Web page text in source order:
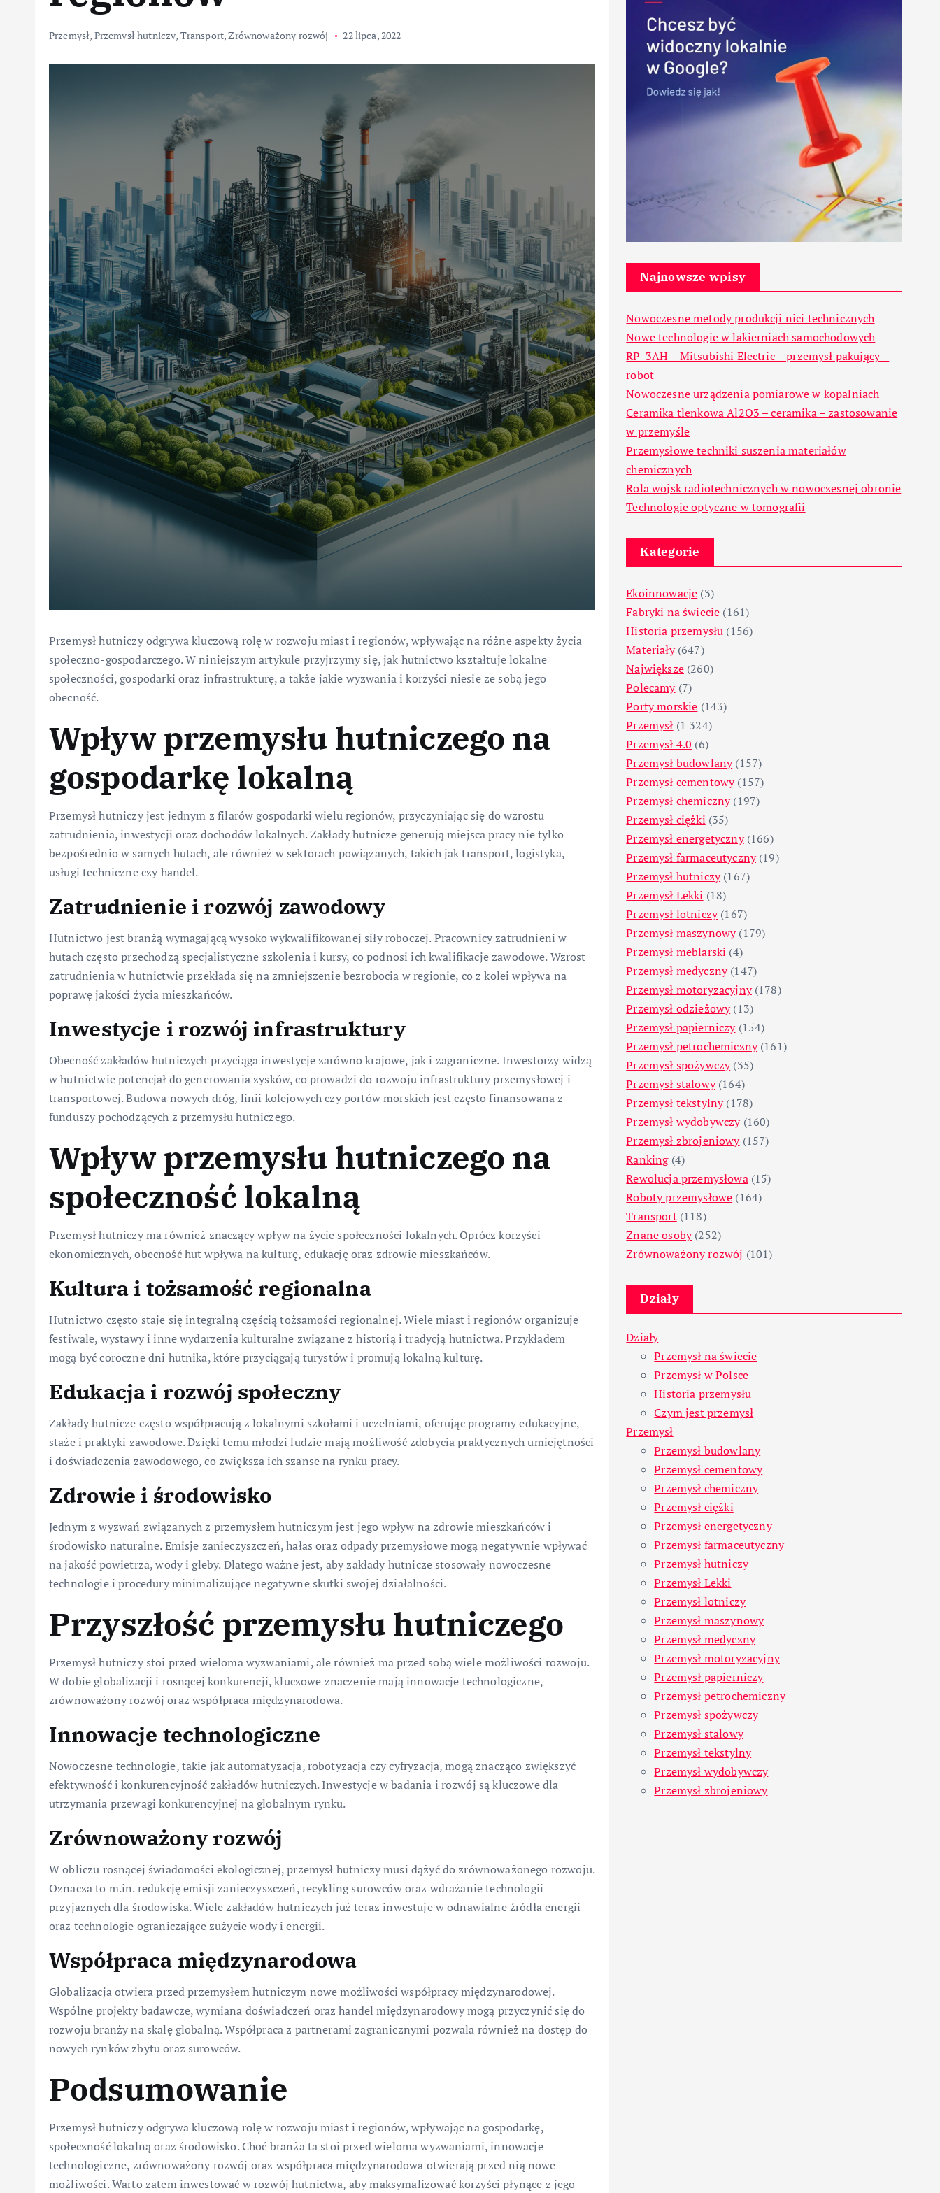
Przemysł, Przemysł hutniczy, Transport,Zrównoważony rozwój 22 lipca, 2022
Przemysł hutniczy odgrywa kluczową rolę w rozwoju miast i regionów, wpływając na różne aspekty życia
społeczno-gospodarczego. W niniejszym artykule przyjrzymy się, jak hutnictwo kształtuje lokalne
społeczności, gospodarki oraz infrastrukturę, a także jakie wyzwania i korzyści niesie ze sobą jego
obecność.
Wpływ przemysłu hutniczego na
gospodarkę lokalną
Przemysł hutniczy jest jednym z filarów gospodarki wielu regionów, przyczyniając się do wzrostu
zatrudnienia, inwestycji oraz dochodów lokalnych. Zakłady hutnicze generują miejsca pracy nie tylko
bezpośrednio w samych hutach, ale również w sektorach powiązanych, takich jak transport, logistyka,
usługi techniczne czy handel.
Zatrudnienie i rozwój zawodowy
Hutnictwo jest branżą wymagającą wysoko wykwalifikowanej siły roboczej. Pracownicy zatrudnieni w
hutach często przechodzą specjalistyczne szkolenia i kursy, co podnosi ich kwalifikacje zawodowe. Wzrost
zatrudnienia w hutnictwie przekłada się na zmniejszenie bezrobocia w regionie, co z kolei wpływa na
poprawę jakości życia mieszkańców.
Inwestycje i rozwój infrastruktury
Obecność zakładów hutniczych przyciąga inwestycje zarówno krajowe, jak i zagraniczne. Inwestorzy widzą
w hutnictwie potencjał do generowania zysków, co prowadzi do rozwoju infrastruktury przemysłowej i
transportowej. Budowa nowych dróg, linii kolejowych czy portów morskich jest często finansowana z
funduszy pochodzących z przemysłu hutniczego.
Wpływ przemysłu hutniczego na
społeczność lokalną
Przemysł hutniczy ma również znaczący wpływ na życie społeczności lokalnych. Oprócz korzyści
ekonomicznych, obecność hut wpływa na kulturę, edukację oraz zdrowie mieszkańców.
Kultura i tożsamość regionalna
Hutnictwo często staje się integralną częścią tożsamości regionalnej. Wiele miast i regionów organizuje
festiwale, wystawy i inne wydarzenia kulturalne związane z historią i tradycją hutnictwa. Przykładem
mogą być coroczne dni hutnika, które przyciągają turystów i promują lokalną kulturę.
Edukacja i rozwój społeczny
Zakłady hutnicze często współpracują z lokalnymi szkołami i uczelniami, oferując programy edukacyjne,
staże i praktyki zawodowe. Dzięki temu młodzi ludzie mają możliwość zdobycia praktycznych umiejętności
i doświadczenia zawodowego, co zwiększa ich szanse na rynku pracy.
Zdrowie i środowisko
Jednym z wyzwań związanych z przemysłem hutniczym jest jego wpływ na zdrowie mieszkańców i
środowisko naturalne. Emisje zanieczyszczeń, hałas oraz odpady przemysłowe mogą negatywnie wpływać
na jakość powietrza, wody i gleby. Dlatego ważne jest, aby zakłady hutnicze stosowały nowoczesne
technologie i procedury minimalizujące negatywne skutki swojej działalności.
Przyszłość przemysłu hutniczego
Przemysł hutniczy stoi przed wieloma wyzwaniami, ale również ma przed sobą wiele możliwości rozwoju.
W dobie globalizacji i rosnącej konkurencji, kluczowe znaczenie mają innowacje technologiczne,
zrównoważony rozwój oraz współpraca międzynarodowa.
Innowacje technologiczne
Nowoczesne technologie, takie jak automatyzacja, robotyzacja czy cyfryzacja, mogą znacząco zwiększyć
efektywność i konkurencyjność zakładów hutniczych. Inwestycje w badania i rozwój są kluczowe dla
utrzymania przewagi konkurencyjnej na globalnym rynku.
Zrównoważony rozwój
W obliczu rosnącej świadomości ekologicznej, przemysł hutniczy musi dążyć do zrównoważonego rozwoju.
Oznacza to m.in. redukcję emisji zanieczyszczeń, recykling surowców oraz wdrażanie technologii
przyjaznych dla środowiska. Wiele zakładów hutniczych już teraz inwestuje w odnawialne źródła energii
oraz technologie ograniczające zużycie wody i energii.
Współpraca międzynarodowa
Globalizacja otwiera przed przemysłem hutniczym nowe możliwości współpracy międzynarodowej.
Wspólne projekty badawcze, wymiana doświadczeń oraz handel międzynarodowy mogą przyczynić się do
rozwoju branży na skalę globalną. Współpraca z partnerami zagranicznymi pozwala również na dostęp do
nowych rynków zbytu oraz surowców.
Podsumowanie
Przemysł hutniczy odgrywa kluczową rolę w rozwoju miast i regionów, wpływając na gospodarkę,
społeczność lokalną oraz środowisko. Choć branża ta stoi przed wieloma wyzwaniami, innowacje
technologiczne, zrównoważony rozwój oraz współpraca międzynarodowa otwierają przed nią nowe
możliwości. Warto zatem inwestować w rozwój hutnictwa, aby maksymalizować korzyści płynące z jego
Najnowsze wpisy
Nowoczesne metody produkcji nici technicznych
Nowe technologie w lakierniach samochodowych
RP-3AH – Mitsubishi Electric – przemysł pakujący –
robot
Nowoczesne urządzenia pomiarowe w kopalniach
Ceramika tlenkowa Al2O3 – ceramika – zastosowanie
w przemyśle
Przemysłowe techniki suszenia materiałów
chemicznych
Rola wojsk radiotechnicznych w nowoczesnej obronie
Technologie optyczne w tomografii
Kategorie
Ekoinnowacje (3)
Fabryki na świecie (161)
Historia przemysłu (156)
Materiały(647)
Największe(260)
Polecamy(7)
Porty morskie (143)
Przemysł (1 324)
Przemysł 4.0 (6)
Przemysł budowlany(157)
Przemysł cementowy(157)
Przemysł chemiczny(197)
Przemysł ciężki (35)
Przemysł energetyczny(166)
Przemysł farmaceutyczny(19)
Przemysł hutniczy(167)
Przemysł Lekki (18)
Przemysł lotniczy(167)
Przemysł maszynowy(179)
Przemysł meblarski (4)
Przemysł medyczny(147)
Przemysł motoryzacyjny(178)
Przemysł odzieżowy(13)
Przemysł papierniczy(154)
Przemysł petrochemiczny(161)
Przemysł spożywczy(35)
Przemysł stalowy(164)
Przemysł tekstylny(178)
Przemysł wydobywczy(160)
Przemysł zbrojeniowy(157)
Ranking(4)
Rewolucja przemysłowa(15)
Roboty przemysłowe (164)
Transport(118)
Znane osoby(252)
Zrównoważony rozwój (101)
Działy
Działy
Przemysł na świecie
Przemysł w Polsce
Historia przemysłu
Czym jest przemysł
Przemysł
Przemysł budowlany
Przemysł cementowy
Przemysł chemiczny
Przemysł ciężki
Przemysł energetyczny
Przemysł farmaceutyczny
Przemysł hutniczy
Przemysł Lekki
Przemysł lotniczy
Przemysł maszynowy
Przemysł medyczny
Przemysł motoryzacyjny
Przemysł papierniczy
Przemysł petrochemiczny
Przemysł spożywczy
Przemysł stalowy
Przemysł tekstylny
Przemysł wydobywczy
Przemysł zbrojeniowy